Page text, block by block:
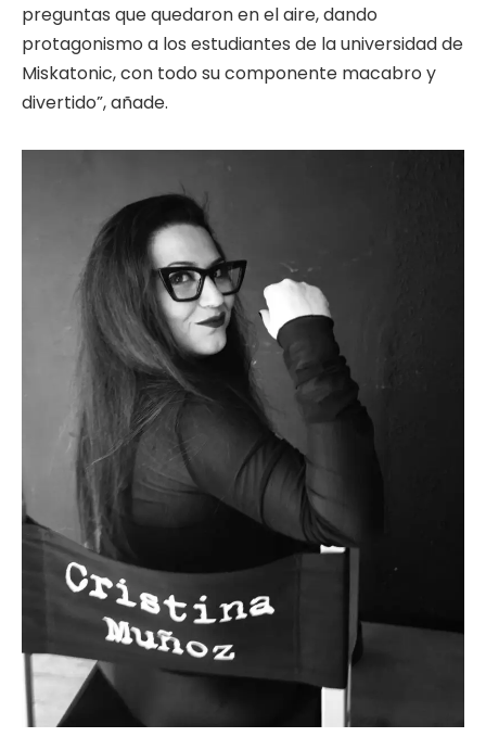
preguntas que quedaron en el aire, dando
protagonismo a los estudiantes de la universidad de
Miskatonic, con todo su componente macabro y
divertido”, añade.